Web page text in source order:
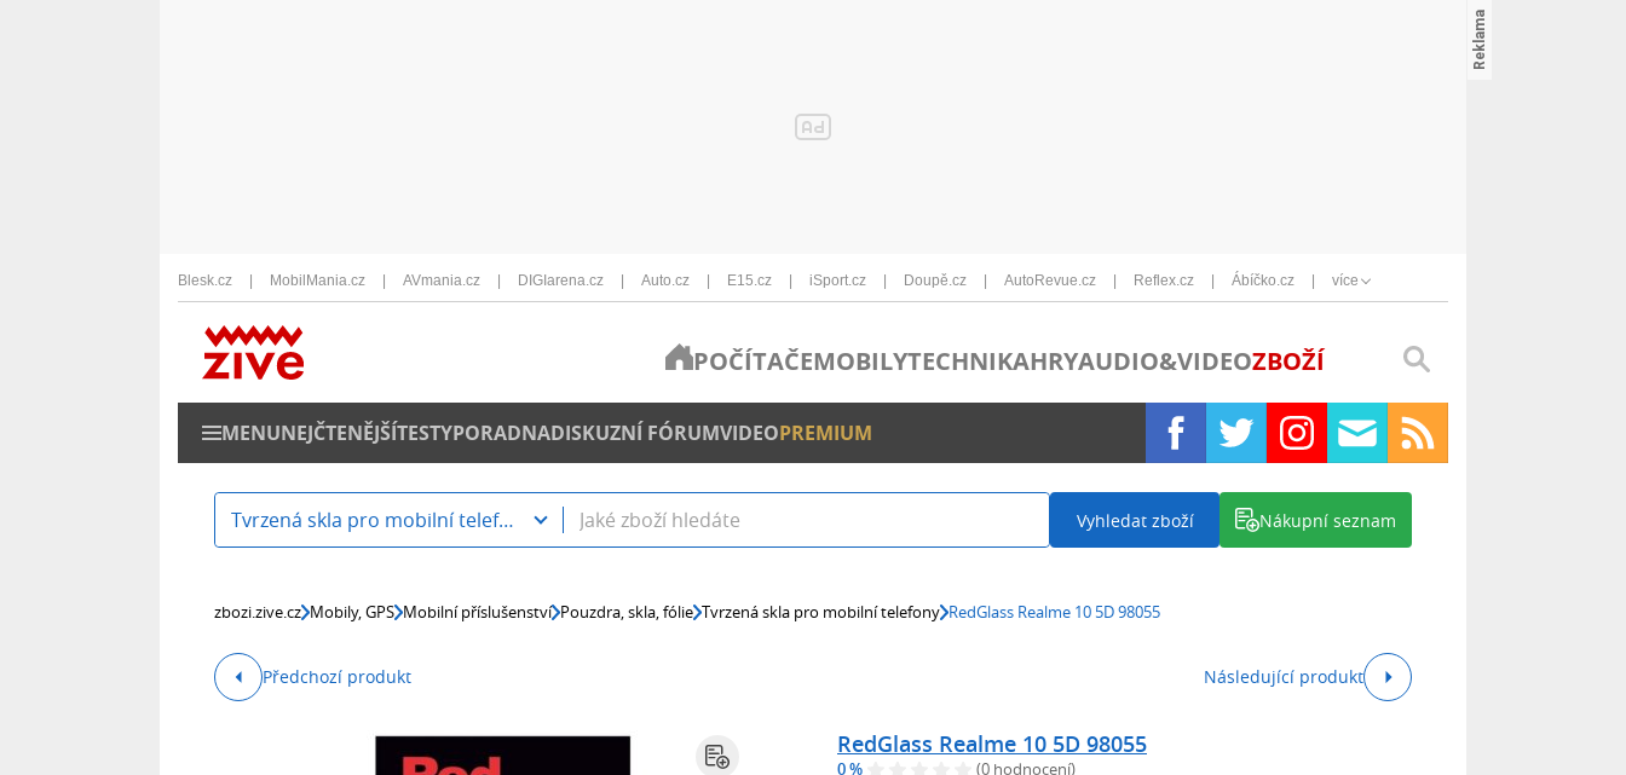
Blesk.cz MobilMania.cz AVmania.cz DIGIarena.cz Auto.cz E15.cz iSport.cz Doupě.cz AutoRevue.cz Reflex.cz Ábíčko.cz více
POČÍTAČEMOBILYTECHNIKAHRYAUDIO&VIDEOZBOŽÍ
MENUNEJČTENĚJŠÍTESTYPORADNADISKUZNÍ FÓRUMVIDEOPREMIUM
Tvrzená skla pro mobilní telefony Vyhledat zboží Nákupní seznam
zbozi.zive.cz Mobily, GPS Mobilní příslušenství Pouzdra, skla, fólie Tvrzená skla pro mobilní telefony RedGlass Realme 10 5D 98055
Předchozí produkt Následující produkt
RedGlass Realme 10 5D 98055
0 % (0 hodnocení)